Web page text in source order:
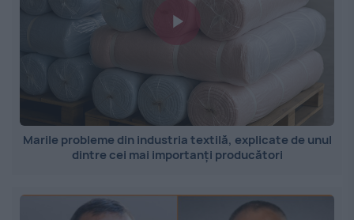
Marile probleme din industria textilă, explicate de unul
dintre cei mai importanți producători